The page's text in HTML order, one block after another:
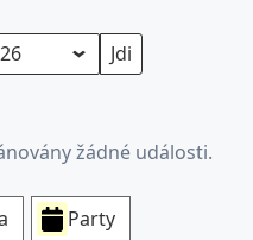
žádné události.
Party